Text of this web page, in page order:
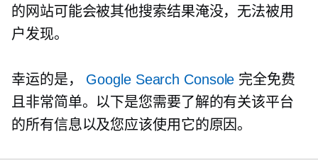
的网站可能会被其他搜索结果淹没，无法被用
户发现。
幸运的是， Google Search Console 完全免费
且非常简单。以下是您需要了解的有关该平台
的所有信息以及您应该使用它的原因。